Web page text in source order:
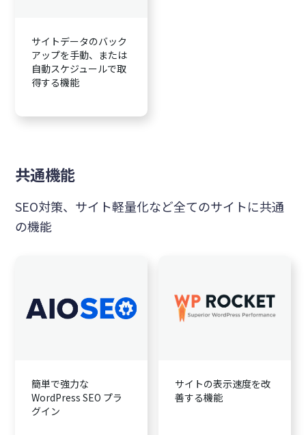
サイトデータのバック
アップを手動、または
自動スケジュールで取
得する機能
共通機能
SEO対策、サイト軽量化など全てのサイトに共通
の機能
簡単で強力な
WordPress SEO プラ
グイン
サイトの表示速度を改
善する機能